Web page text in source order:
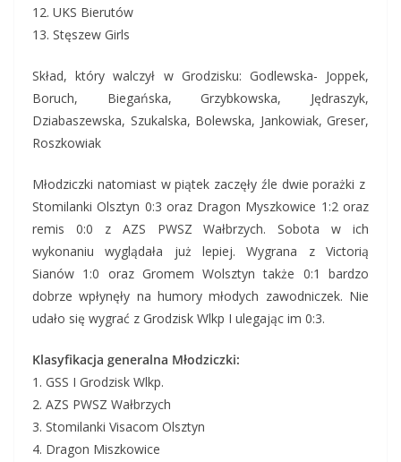
12. UKS Bierutów
13. Stęszew Girls
Skład, który walczył w Grodzisku: Godlewska- Joppek,
Boruch, Biegańska, Grzybkowska, Jędraszyk,
Dziabaszewska, Szukalska, Bolewska, Jankowiak, Greser,
Roszkowiak
Młodziczki natomiast w piątek zaczęły źle dwie porażki z
Stomilanki Olsztyn 0:3 oraz Dragon Myszkowice 1:2 oraz
remis 0:0 z AZS PWSZ Wałbrzych. Sobota w ich
wykonaniu wyglądała już lepiej. Wygrana z Victorią
Sianów 1:0 oraz Gromem Wolsztyn także 0:1 bardzo
dobrze wpłynęły na humory młodych zawodniczek. Nie
udało się wygrać z Grodzisk Wlkp I ulegając im 0:3.
Klasyfikacja generalna Młodziczki:
1. GSS I Grodzisk Wlkp.
2. AZS PWSZ Wałbrzych
3. Stomilanki Visacom Olsztyn
4. Dragon Miszkowice